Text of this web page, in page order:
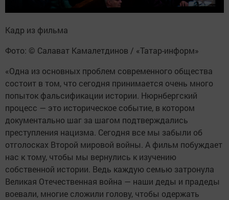
Кадр из фильма
Фото: © Салават Камалетдинов / «Татар-информ»
«Одна из основных проблем современного общества
состоит в том, что сегодня принимается очень много
попыток фальсификации истории. Нюрнбергский
процесс — это историческое событие, в котором
документально шаг за шагом подтверждались
преступления нацизма. Сегодня все мы забыли об
отголосках Второй мировой войны. А фильм побуждает
нас к тому, чтобы мы вернулись к изучению
собственной истории. Ведь каждую семью затронула
Великая Отечественная война — наши деды и прадеды
воевали, многие сложили голову, чтобы одержать